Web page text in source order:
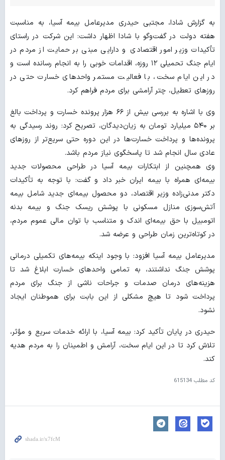
به گزارش شادا، مجتبی حیدری مدیرعامل بیمه آسیا، به مناسبت
هفته دولت در گفت‌وگو با شادا اظهار داشت: این شرکت در راستای
تأکیدات وزیر امور اقتصادی و دارایی مبنی بر حمایت از مردم در
ایام جنگ تحمیلی ۱۲ روزه، اقدامات خوبی را به انجام رسانده است و
در این ایام سخت، با فعالیت مستمر واحدهای خسارت حتی در
روزهای تعطیل، چتر آرامشی برای مردم فراهم کرد.
وی با اشاره به بررسی بیش از ۶۶ هزار پرونده خسارت و پرداخت بالغ
بر ۵۴۰ میلیارد تومان به زیان‌دیدگان، تصریح کرد: روند رسیدگی به
پرونده‌ها و پرداخت خسارت‌ها در این دوره حتی سریع‌تر از روزهای
عادی سال انجام شد تا پاسخگوی نیاز مردم باشد.
وی همچنین از ابتکارات بیمه آسیا در طراحی محصولات جدید
بیمه‌ای همراه با بیمه ایران خبر داد و گفت: با توجه به تأکیدات
دکتر مدنی‌زاده وزیر اقتصاد، دو محصول بیمه‌ای جدید شامل بیمه
آتش‌سوزی منازل مسکونی با پوشش ریسک جنگ و بیمه بدنه
اتومبیل با حق بیمه‌ای اندک و متناسب با توان مالی عموم مردم،
در کوتاه‌ترین زمان طراحی و عرضه شد.
مدیرعامل بیمه آسیا افزود: با وجود اینکه بیمه‌های تکمیلی درمانی
پوشش جنگ نداشتند، به تمامی واحدهای خسارت ابلاغ شد تا
هزینه‌های درمان صدمات و جراحات ناشی از جنگ برای مردم
پرداخت شود تا هیچ مشکلی از این بابت برای هموطنان ایجاد
نشود.
حیدری در پایان تأکید کرد: بیمه آسیا، با ارائه خدمات سریع و مؤثر،
تلاش کرد تا در این ایام سخت، آرامش و اطمینان را به مردم هدیه
کند.
کد مطلب 615134